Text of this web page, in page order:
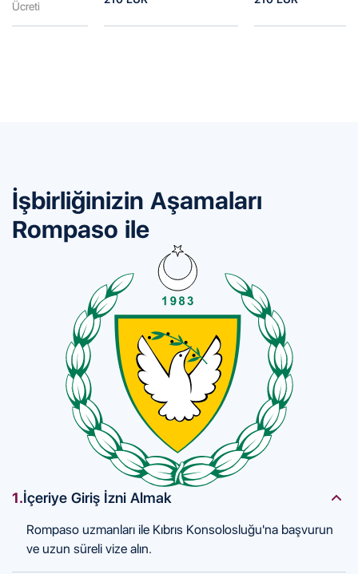
Ücreti
İşbirliğinizin Aşamaları
Rompaso ile
1.İçeriye Giriş İzni Almak
Rompaso uzmanları ile Kıbrıs Konsolosluğu'na başvurun
ve uzun süreli vize alın.